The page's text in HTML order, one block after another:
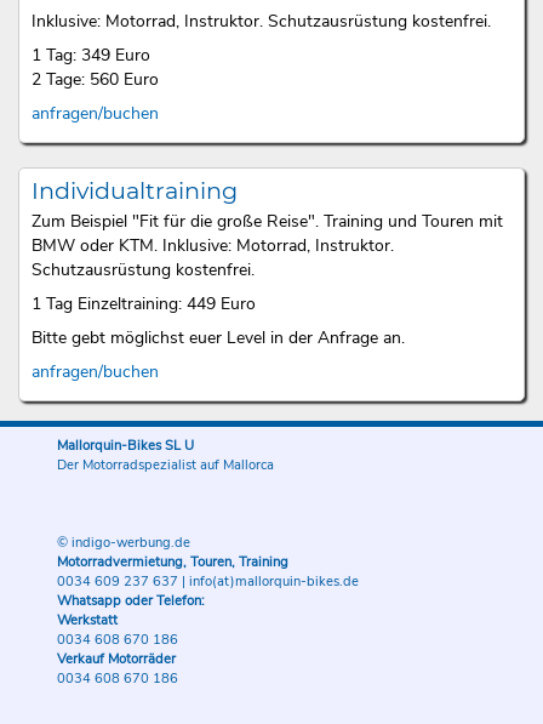
Inklusive: Motorrad, Instruktor. Schutzausrüstung kostenfrei.
1 Tag: 349 Euro
2 Tage: 560 Euro
anfragen/buchen
Individualtraining
Zum Beispiel "Fit für die große Reise". Training und Touren mit
BMW oder KTM. Inklusive: Motorrad, Instruktor.
Schutzausrüstung kostenfrei.
1 Tag Einzeltraining: 449 Euro
Bitte gebt möglichst euer Level in der Anfrage an.
anfragen/buchen
Mallorquin-Bikes SL U
Der Motorradspezialist auf Mallorca
© indigo-werbung.de
Motorradvermietung, Touren, Training
0034 609 237 637 | info(at)mallorquin-bikes.de
Whatsapp oder Telefon:
Werkstatt
0034 608 670 186
Verkauf Motorräder
0034 608 670 186